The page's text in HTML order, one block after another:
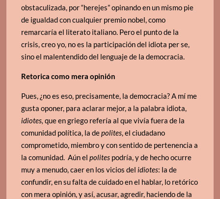
obstaculizada, por “herejes” opinando en un mismo pie
de igualdad con cualquier premio nobel, como
remarcaría el literato italiano. Pero el punto de la
crisis, creo yo, no es la participación del idiota per se,
sino el malentendido del lenguaje de la democracia.
Retorica como mera opinión
Pues, ¿no es eso, precisamente, la democracia? A mí me
gusta oponer, para aclarar mejor, a la palabra idiota,
idiotes, que en griego refería al que vivía fuera de la
comunidad política, la depolites, el ciudadano
comprometido, miembro y con sentido de pertenencia a
la comunidad. Aún elpolites podría, y de hecho ocurre
muy a menudo, caer en los vicios delidiotes: la de
confundir, en su falta de cuidado en el hablar, lo retórico
con mera opinión, y así, acusar, agredir, haciendo de la